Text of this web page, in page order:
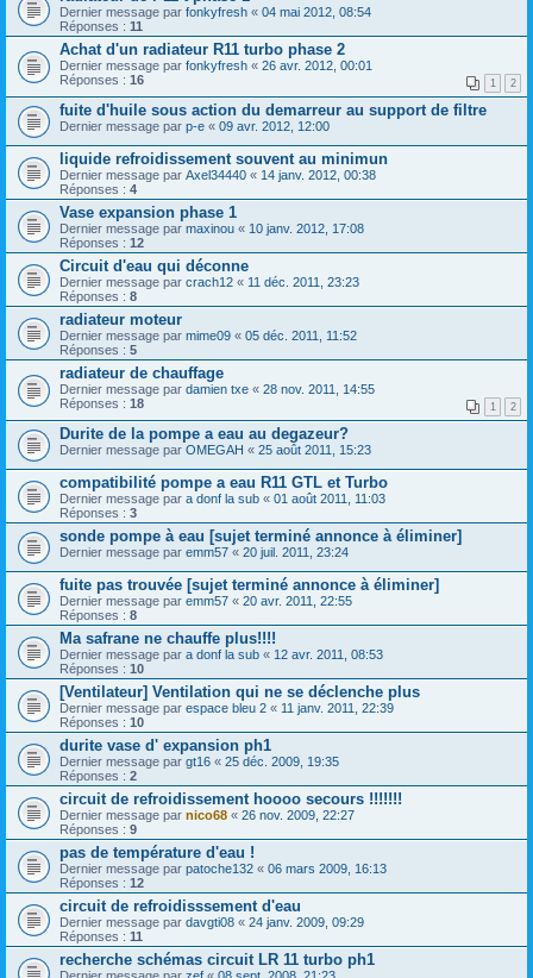
Dernier message par fonkyfresh « 04 mai 2012, 08:54
Réponses : 11
Achat d'un radiateur R11 turbo phase 2
Dernier message par fonkyfresh « 26 avr. 2012, 00:01
Réponses : 16 1 2
fuite d'huile sous action du demarreur au support de filtre
Dernier message par p-e « 09 avr. 2012, 12:00
liquide refroidissement souvent au minimun
Dernier message par Axel34440 « 14 janv. 2012, 00:38
Réponses : 4
Vase expansion phase 1
Dernier message par maxinou « 10 janv. 2012, 17:08
Réponses : 12
Circuit d'eau qui déconne
Dernier message par crach12 « 11 déc. 2011, 23:23
Réponses : 8
radiateur moteur
Dernier message par mime09 « 05 déc. 2011, 11:52
Réponses : 5
radiateur de chauffage
Dernier message par damien txe « 28 nov. 2011, 14:55
Réponses : 18 1 2
Durite de la pompe a eau au degazeur?
Dernier message par OMEGAH « 25 août 2011, 15:23
compatibilité pompe a eau R11 GTL et Turbo
Dernier message par a donf la sub « 01 août 2011, 11:03
Réponses : 3
sonde pompe à eau [sujet terminé annonce à éliminer]
Dernier message par emm57 « 20 juil. 2011, 23:24
fuite pas trouvée [sujet terminé annonce à éliminer]
Dernier message par emm57 « 20 avr. 2011, 22:55
Réponses : 8
Ma safrane ne chauffe plus!!!!
Dernier message par a donf la sub « 12 avr. 2011, 08:53
Réponses : 10
[Ventilateur] Ventilation qui ne se déclenche plus
Dernier message par espace bleu 2 « 11 janv. 2011, 22:39
Réponses : 10
durite vase d' expansion ph1
Dernier message par gt16 « 25 déc. 2009, 19:35
Réponses : 2
circuit de refroidissement hoooo secours !!!!!!!
Dernier message par nico68 « 26 nov. 2009, 22:27
Réponses : 9
pas de température d'eau !
Dernier message par patoche132 « 06 mars 2009, 16:13
Réponses : 12
circuit de refroidisssement d'eau
Dernier message par davgti08 « 24 janv. 2009, 09:29
Réponses : 11
recherche schémas circuit LR 11 turbo ph1
Dernier message par zef « 08 sept. 2008, 21:23